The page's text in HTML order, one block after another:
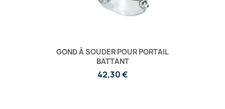
GOND À SOUDER POUR PORTAIL
BATTANT
42,30 €